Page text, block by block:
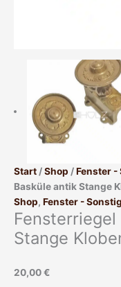
Start /Shop /Fenster -
Basküle antik Stange
Shop, Fenster -
Stange
20,00€